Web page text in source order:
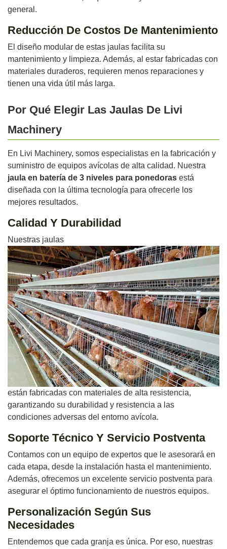
general.
Reducción De Costos De Mantenimiento
El diseño modular de estas jaulas facilita su
mantenimiento y limpieza. Además, al estar fabricadas con
materiales duraderos, requieren menos reparaciones y
tienen una vida útil más larga.
Por Qué Elegir Las Jaulas De Livi
Machinery
En Livi Machinery, somos especialistas en la fabricación y
suministro de equipos avícolas de alta calidad. Nuestra
jaula en batería de 3 niveles para ponedoras está
diseñada con la última tecnología para ofrecerle los
mejores resultados.
Calidad Y Durabilidad
Nuestras jaulas
están fabricadas con materiales de alta resistencia,
garantizando su durabilidad y resistencia a las
condiciones adversas del entorno avícola.
Soporte Técnico Y Servicio Postventa
Contamos con un equipo de expertos que le asesorará en
cada etapa, desde la instalación hasta el mantenimiento.
Además, ofrecemos un excelente servicio postventa para
asegurar el óptimo funcionamiento de nuestros equipos.
Personalización Según Sus
Necesidades
Entendemos que cada granja es única. Por eso, nuestras